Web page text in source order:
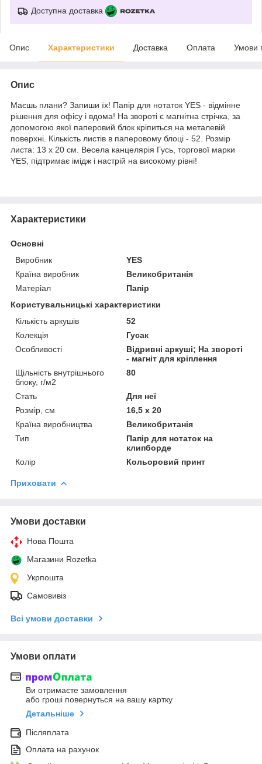
Доступна доставка
Опис Характеристики Доставка Оплата Умови
Опис
Маєшь плани? Запиши їх! Папір для нотаток YES - відмінне
рішення для офісу і вдома! На звороті є магнітна стрічка, за
допомогою якої паперовий блок кріпиться на металевій
поверхні. Кількість листів в паперовому блоці - 52. Розмір
листа: 13 х 20 см. Весела канцелярія Гусь, торгової марки
YES, підтримає імідж і настрій на високому рівні!
Характеристики
Основні
Виробник
YES
Країна виробник
Великобританія
Матеріал
Папір
Користувальницькі характеристики
Кількість аркушів
52
Колекція
Гусак
Особливості
Відривні аркуші; На звороті
- магніт для кріплення
Щільність внутрішнього
блоку, г/м2
80
Стать
Для неї
Розмір, см
16,5 х 20
Країна виробництва
Великобританія
Тип
Папір для нотаток на
клипборде
Колір
Кольоровий принт
Приховати
Умови доставки
Нова Пошта
Магазини Rozetka
Укрпошта
Самовивіз
Всі умови доставки
Умови оплати
Ви отримаєте замовлення
або гроші повернуться на вашу картку
Детальніше
Післяплата
Оплата на рахунок